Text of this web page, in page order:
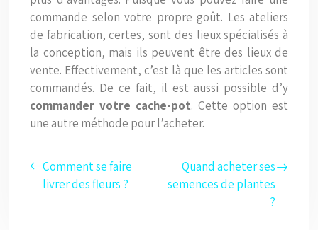
commande selon votre propre goût. Les ateliers
de fabrication, certes, sont des lieux spécialisés à
la conception, mais ils peuvent être des lieux de
vente. Effectivement, c’est là que les articles sont
commandés. De ce fait, il est aussi possible d’y
commander votre cache-pot. Cette option est
une autre méthode pour l’acheter.
Comment se faire
livrer des fleurs ?
Quand acheter ses
semences de plantes
?